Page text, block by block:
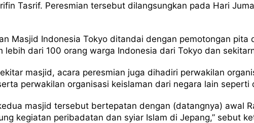
Tasrif. Peresmian tersebut dilangsungkan pada Hari
Masjid Indonesia Tokyo ditandai dengan pemotongan
lebih dari 100 orang warga Indonesia dari Tokyo dan
masjid, acara peresmian juga dihadiri perwakilan
perwakilan organisasi keislaman dari negara lain seperti
masjid tersebut bertepatan dengan (datangnya) awal
kegiatan peribadatan dan syiar Islam di Jepang,” sebut